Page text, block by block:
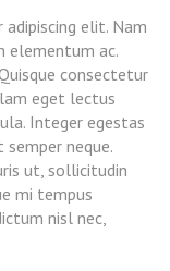
elit. Nam
elementum ac.
consectetur
eget lectus
Integer egestas
neque.
ut, sollicitudin
mi tempus
nisl nec,